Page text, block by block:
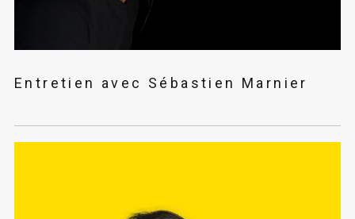
Entretien avec Sébastien Marnier